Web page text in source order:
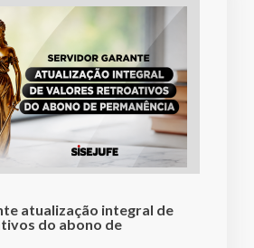
atualização integral de
do abono de